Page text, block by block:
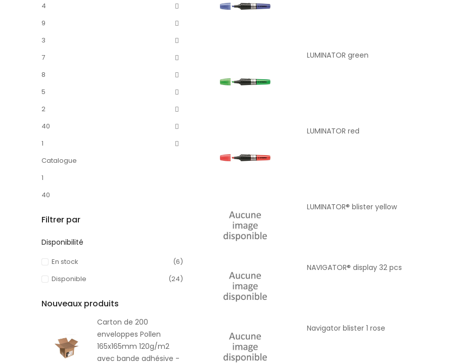
4
9
3
7
8
5
2
40
1
Catalogue
1
40
Filtrer par
Disponibilité
En stock
(6)
Disponible
(24)
Nouveaux produits
Carton de 200
enveloppes Pollen
165x165mm 120g/m2
avec bande adhésive -
LUMINATOR green
LUMINATOR red
LUMINATOR® blister yellow
NAVIGATOR® display 32 pcs
Navigator blister 1 rose